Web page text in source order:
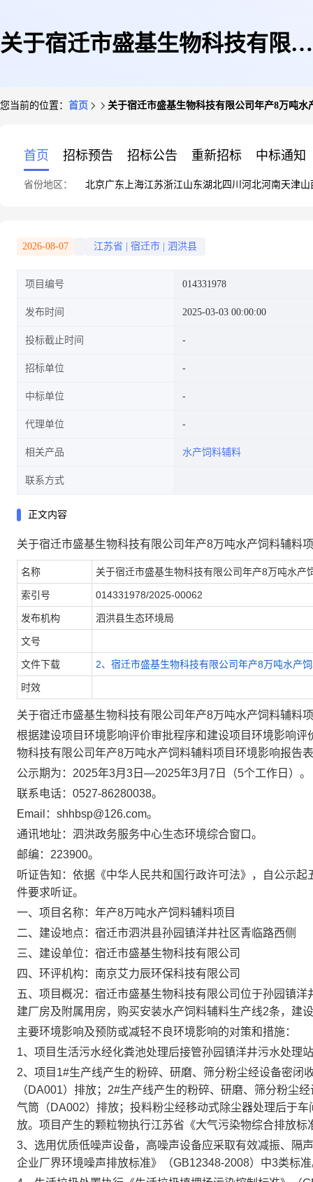
关于宿迁市盛基生物科技有限公
您当前的位置： 首页 关于宿迁市盛基生物科技有限公司年产8万吨
首页 招标预告 招标公告 重新招标 中标通知
省份地区： 北京广东 上海江苏浙江山东湖北四川 河北河南天津山
2026-08-07 江苏省 宿迁市 泗洪县
项目编号 014331978
发布时间 2025-03-03 00:00:00
投标截止时间
招标单位
中标单位
代理单位
相关产品 水产饲料辅料
联系方式
正文内容
关于宿迁市盛基生物科技有限公司年产8万吨水产饲料辅料
名称 关于宿迁市盛基生物科技有限公司年产8万吨水产
索引号 014331978/2025-00062
发布机构 泗洪县生态环境局
文号
文件下载 2、宿迁市盛基生物科技有限公司年产8万吨水产
时效
关于宿迁市盛基生物科技有限公司年产8万吨水产饲料辅料
根据建设项目环境影响评价审批程序和建设项目环境影响
物科技有限公司年产8万吨水产饲料辅料项目环境影响报告
公示期为：2025年3月 3 日—2025年3月 7 日（5个工作日）。
联系电话：0527-86280038。
Email：shhbsp@126.com。
通讯地址：泗洪政务服务中心生态环境综合窗口。
邮编：223900。
听证告知：依据《中华人民共和国行政许可法》，自公示
件要求听证。
一、项目名称：年产8万吨水产饲料辅料项目
二、建设地点：宿迁市泗洪县孙园镇洋井社区青临路西侧
三、建设单位：宿迁市盛基生物科技有限公司
四、环评机构：南京艾力辰环保科技有限公司
五、项目概况：宿迁市盛基生物科技有限公司位于孙园镇
建厂房及附属用房，购买安装水产饲料辅料生产线2条，建
主要环境影响及预防或减轻不良环境影响的对策和措施：
1、 项目生活污水经化粪池处理后接管孙园镇洋井污水处理
2、 项目1#生产线产生的粉碎、研磨、筛分粉尘经设备密闭
（DA001）排放；2#生产线产生的粉碎、研磨、筛分粉尘
气筒（DA002）排放；投料粉尘经移动式除尘器处理后于车
放。项目 产生的颗粒物执行江苏省《大气污染物综合排放
3、 选用优质低噪声设备，高噪声设备应采取有效减振、隔
企业厂界环境噪声排放标准》（GB12348-2008）中3类标